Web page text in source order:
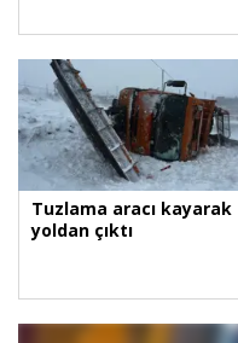
Tuzlama aracı kayarak
yoldan çıktı